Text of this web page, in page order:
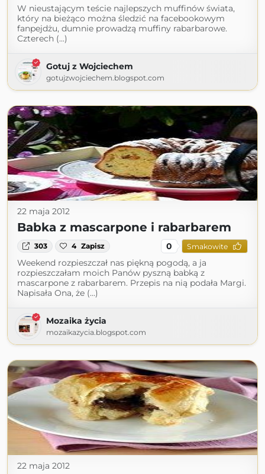
W nieustającym teście najlepszych muffinów świata,
który na bieżąco można śledzić na facebookowym
fanpejdżu, dumnie prowadzą muffiny rabarbarowe.
Czterech (...)
Gotuj z Wojciechem
gotujzwojciechem.blogspot.com
22 maja 2012
Babka z mascarpone i rabarbarem
303 4 Zapisz 0 Smakowite
Weekend rozpieszczał nas piękną pogodą, a ja
rozpieszczałam moich Panów pyszną babką z
mascarpone z rabarbarem. Przepis na nią podała Margi.
Napisała Ona, że (...)
Mozaika życia
mozaikazycia.blogspot.com
22 maja 2012